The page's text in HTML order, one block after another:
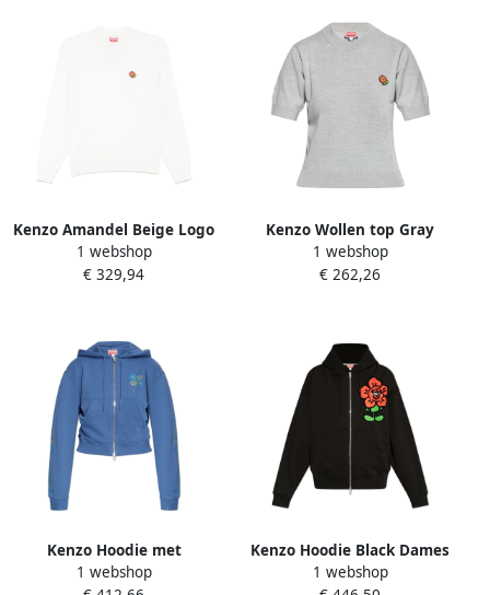
Kenzo Amandel Beige Logo
Patch Crew Neck White
Dames
1 webshop
€ 329,94
Kenzo Wollen top Gray
Dames
1 webshop
€ 262,26
Kenzo Hoodie met
glinsterende applicaties
1 webshop
Kenzo Hoodie Black Dames
1 webshop